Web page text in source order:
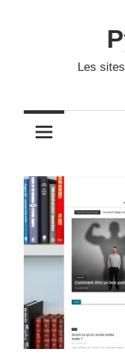
Les